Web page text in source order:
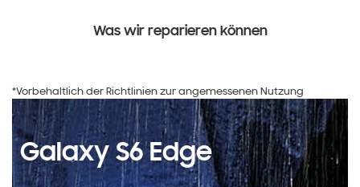
Was wir reparieren können
*Vorbehaltlich der Richtlinien zur angemessenen Nutzung
Galaxy S6 Edge